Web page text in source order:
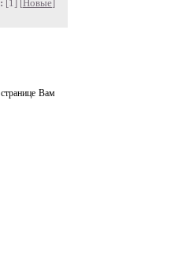
[1] [Новые]
Вам